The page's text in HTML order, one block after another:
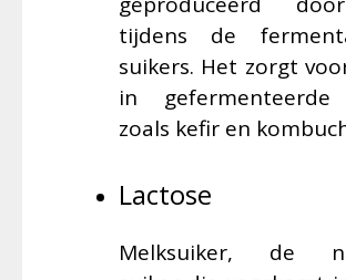
tijdens de
suikers. Het zorgt
in gefermenteerde
zoals kefir en
Lactose
Melksuiker, de